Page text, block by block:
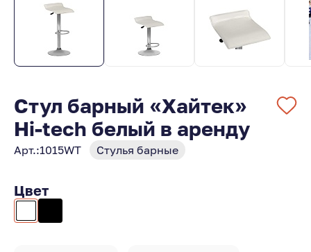
Стул барный «Хайтек»
Hi-tech белый в аренду
Арт.:1015WT Стулья барные
Цвет